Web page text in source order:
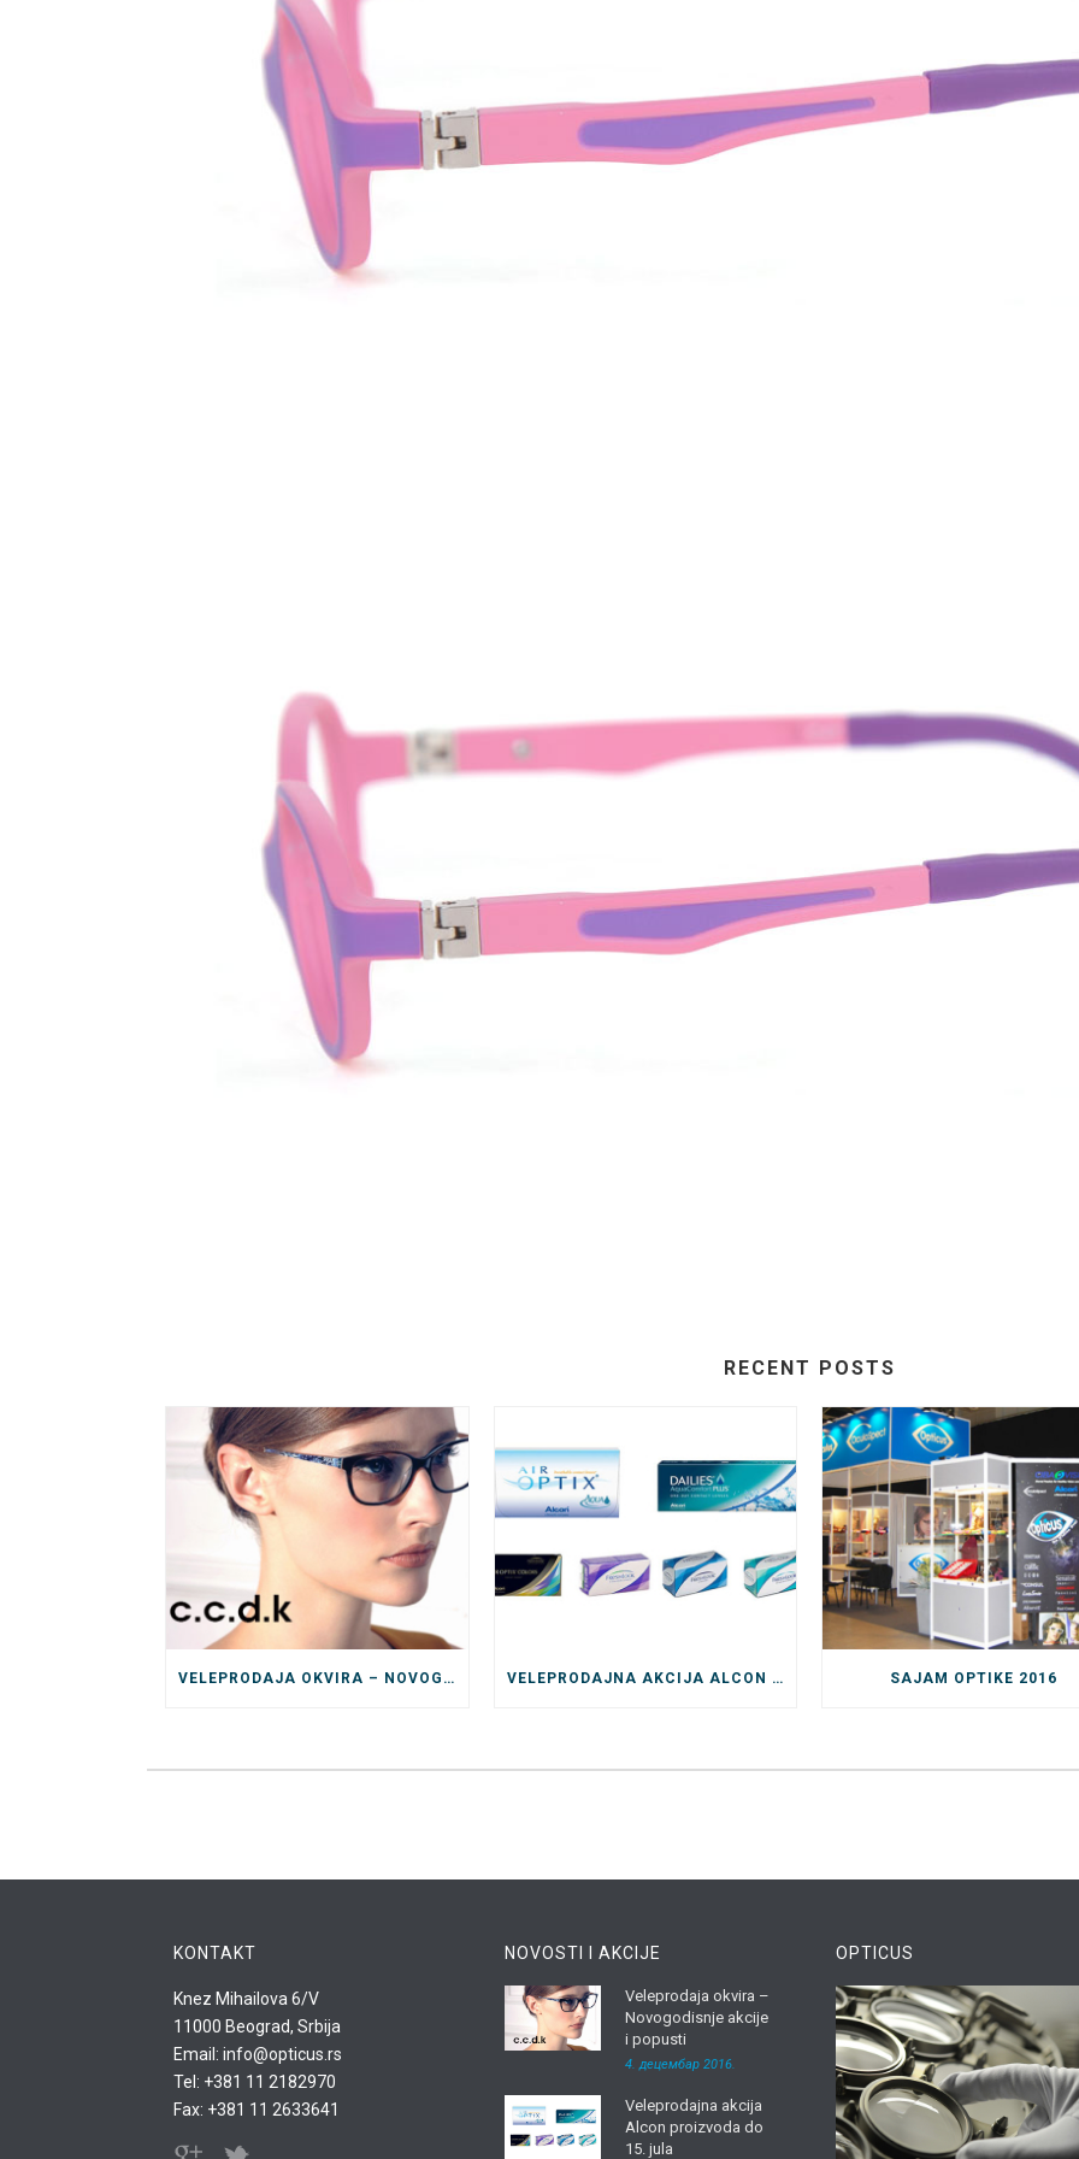
RECENT POSTS
VELEPRODAJA OKVIRA – NOVOGODISNJE AKCIJE I POPUSTI VELEPRODAJNA AKCIJA ALCON PROIZVODA DO 15. JULA SAJAM OPTIKE 2016
KONTAKT
Knez Mihailova 6/V
11000 Beograd, Srbija
Email: info@opticus.rs
Tel: +381 11 2182970
Fax: +381 11 2633641
NOVOSTI I AKCIJE
Veleprodaja okvira –
Novogodisnje akcije
i popusti
4. децембар 2016.
Veleprodajna akcija
Alcon proizvoda do
15. jula
OPTICUS